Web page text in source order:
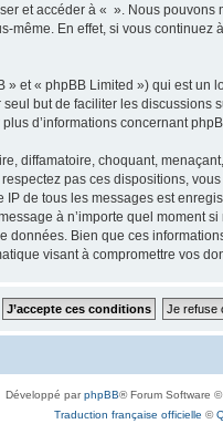
et accéder à « ». Nous
En effet, si vous
et « phpBB Limited ») qui est un
but de faciliter les discussions
d’informations concernant
diffamatoire, choquant,
pas ces dispositions,
IP de tous les messages est
à n’importe quel moment
Bien que ces
visant à compromettre vos
Développé parphpBB® Forum Software
Traduction française officielle ©